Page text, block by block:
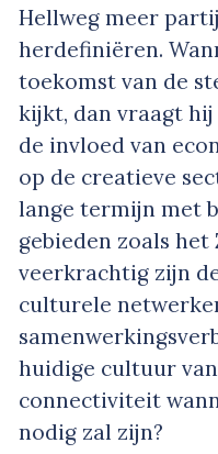
Hellweg meer
herdefiniëren.
toekomst van de
kijkt, dan vraagt
de invloed van
op de creatieve
lange termijn met
gebieden zoals
veerkrachtig zijn
culturele
huidige cultuur
connectiviteit
nodig zal zijn?